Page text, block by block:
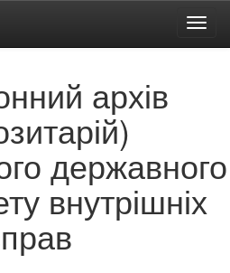
архів
державного
внутрішніх